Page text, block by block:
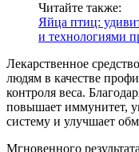
Читайте также:
Яйца птиц:
и технологиями
Лекарственное
людям в качестве
контроля веса.
повышает иммунитет,
систему и улучшает
Мгновенного